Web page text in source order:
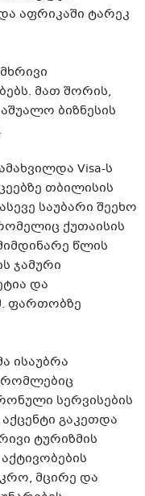
აფრიკაში ტარეკ
მათ შორის,
ბიზნესის
Visa-ს
თბილისის
საუბარი შეეხო
ქუთაისის
წლის
ჯამური
და
ფართობზე
ისაუბრა
რომლებიც
სერვისების
გაკეთდა
ტურიზმის
მცირე და